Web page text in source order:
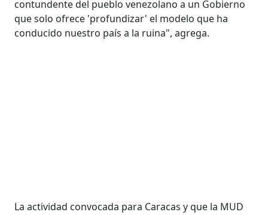
contundente del pueblo venezolano a un Gobierno
que solo ofrece 'profundizar' el modelo que ha
conducido nuestro país a la ruina", agrega.
La actividad convocada para Caracas y que la MUD